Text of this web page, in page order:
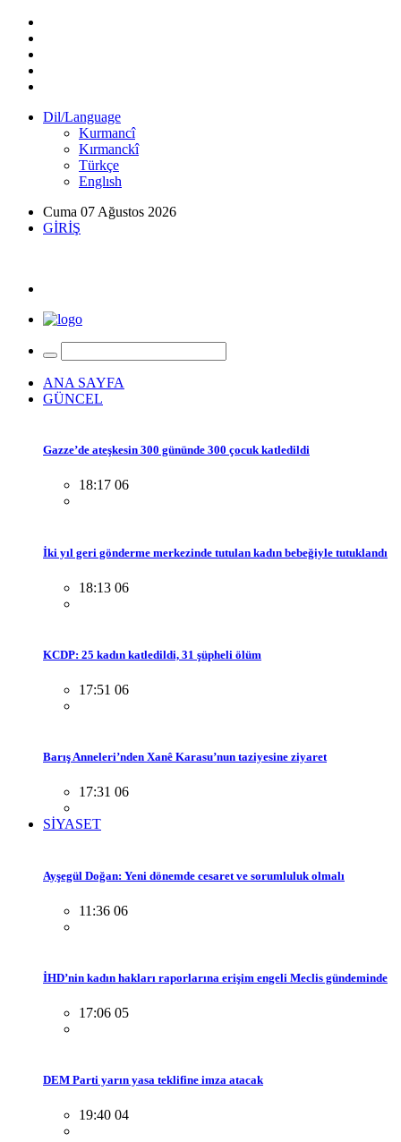
Dil/Language
Kurmancî
Kırmanckî
Türkçe
Englısh
Cuma 07 Ağustos 2026
GİRİŞ
ANA SAYFA
GÜNCEL
Gazze’de ateşkesin 300 gününde 300 çocuk katledildi
18:17 06
İki yıl geri gönderme merkezinde tutulan kadın bebeğiyle tutuklandı
18:13 06
KCDP: 25 kadın katledildi, 31 şüpheli ölüm
17:51 06
Barış Anneleri’nden Xanê Karasu’nun taziyesine ziyaret
17:31 06
SİYASET
Ayşegül Doğan: Yeni dönemde cesaret ve sorumluluk olmalı
11:36 06
İHD’nin kadın hakları raporlarına erişim engeli Meclis gündeminde
17:06 05
DEM Parti yarın yasa teklifine imza atacak
19:40 04